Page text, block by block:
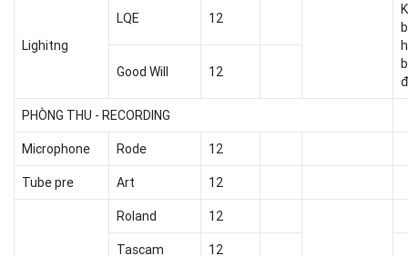
Lighitng
LQE 12
Good Will 12
PHÒNG THU - RECORDING
Microphone Rode 12
Tube pre Art 12
Roland 12
Tascam 12